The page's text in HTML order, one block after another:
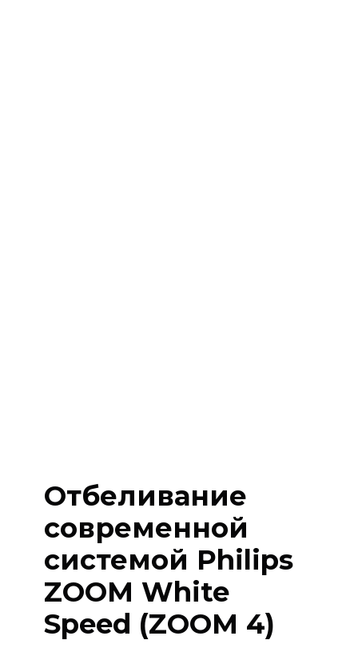
Отбеливание
современной
системой Philips
ZOOM White
Speed (ZOOM 4)